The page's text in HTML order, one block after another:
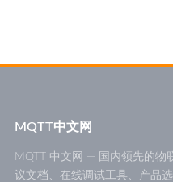
MQTT中文网
MQTT 中文网 — 国内领先的物
议文档、在线调试工具、产品